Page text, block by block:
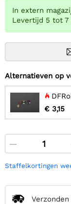
In extern
Levertijd 5 tot 7
Alternatieven op
€ 3,15
Staffelkortingen